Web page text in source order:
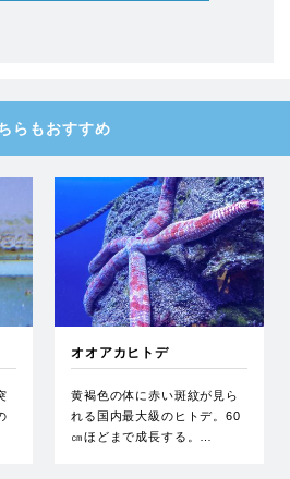
らもおすすめ
オオアカヒトデ
黄褐色の体に赤い斑紋が見ら
れる国内最大級のヒトデ。60
㎝ほどまで成長する。…